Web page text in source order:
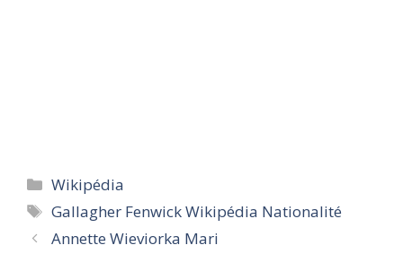
Categories
Wikipédia
Tags
Gallagher Fenwick Wikipédia Nationalité
Annette Wieviorka Mari